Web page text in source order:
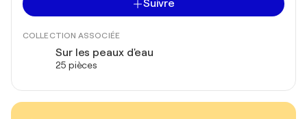
Suivre
COLLECTION ASSOCIÉE
Sur les peaux d'eau
25 pièces